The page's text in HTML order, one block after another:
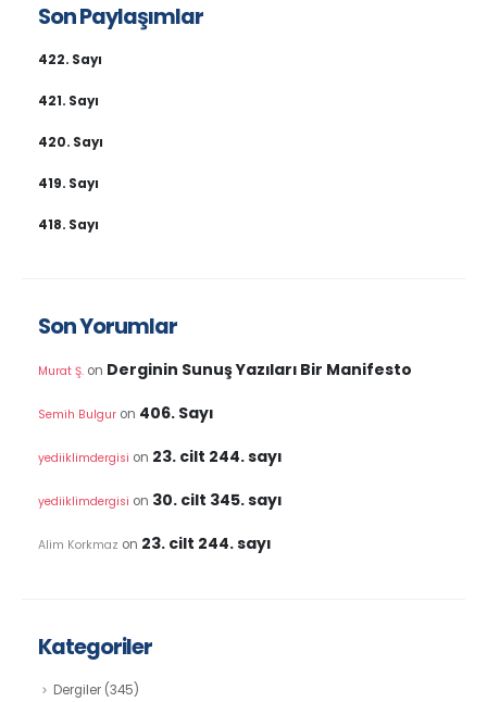
Son Paylaşımlar
422. Sayı
421. Sayı
420. Sayı
419. Sayı
418. Sayı
Son Yorumlar
Murat Ş.on Derginin Sunuş Yazıları Bir Manifesto
Semih Bulguron 406. Sayı
yediiklimdergisi on 23. cilt 244. sayı
yediiklimdergisi on 30. cilt 345. sayı
Alim Korkmaz on 23. cilt 244. sayı
Kategoriler
Dergiler(345)